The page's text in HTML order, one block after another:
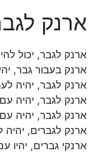
ארנק
ארנק לגבר, יכול
ארנק בעבור גבר,
ארנק לגבר, יהיה
ארנק לגבר, יהיה
ארנק לגבר, יהיה
ארנק לגברים,
ארנקי גברים, יהיו